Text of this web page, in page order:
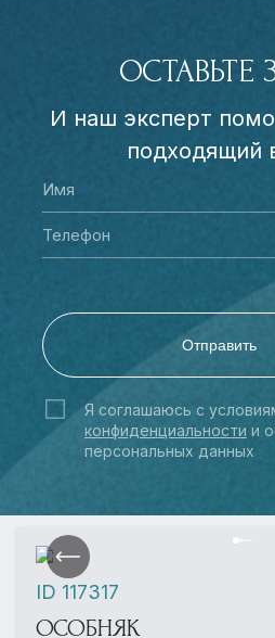
ОСТАВЬТЕ
И наш эксперт
подходящий
Я соглашаюсь с
конфиденциальности и
персональных данных
Отправить
ОСОБНЯК
ID 117317